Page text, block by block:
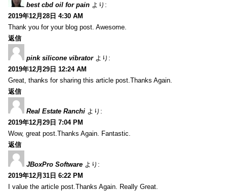
best cbd oil for pain より:
2019年12月28日 4:30 AM
Thank you for your blog post. Awesome.
返信
pink silicone vibrator より:
2019年12月29日 12:24 AM
Great, thanks for sharing this article post.Thanks Again.
返信
Real Estate Ranchi より:
2019年12月29日 7:04 PM
Wow, great post.Thanks Again. Fantastic.
返信
JBoxPro Software より:
2019年12月31日 6:22 PM
I value the article post.Thanks Again. Really Great.